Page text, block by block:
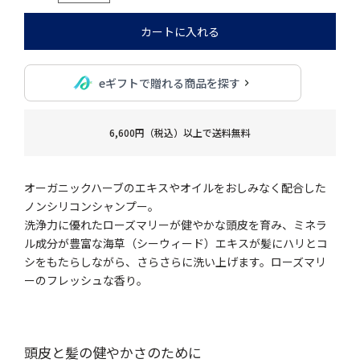
カートに入れる
eギフトで贈れる商品を探す
6,600円（税込）以上で送料無料
オーガニックハーブのエキスやオイルをおしみなく配合した
ノンシリコンシャンプー。
洗浄力に優れたローズマリーが健やかな頭皮を育み、ミネラ
ル成分が豊富な海草（シーウィード）エキスが髪にハリとコ
シをもたらしながら、さらさらに洗い上げます。ローズマリ
ーのフレッシュな香り。
頭皮と髪の健やかさのために